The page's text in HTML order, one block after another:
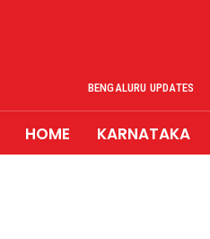
BENGALURU UPDATES
HOME KARNATAKA